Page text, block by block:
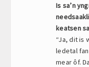
Is sa’n
keatsen
“Ja, dit is
ledetal
mear ôf.